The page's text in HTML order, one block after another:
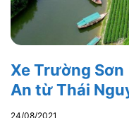
Xe Trường
An từ Thái
24/08/2021